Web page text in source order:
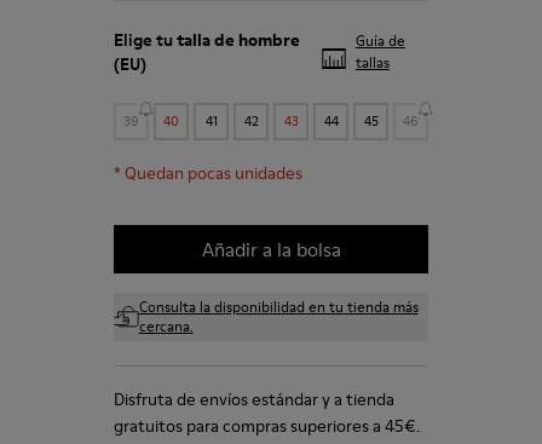
Elige tu talla de hombre
(EU)
Guía de
tallas
39 40 41 42 43 44 45 46
*Quedan pocas unidades
Añadir a la bolsa
Consulta la disponibilidad en tu tienda más
cercana.
Disfruta de envíos estándar y a tienda
gratuitos para compras superiores a 45€.